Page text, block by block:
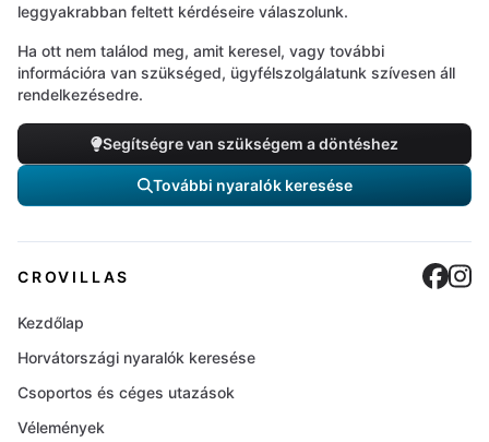
leggyakrabban feltett kérdéseire válaszolunk.
Ha ott nem találod meg, amit keresel, vagy további
információra van szükséged, ügyfélszolgálatunk szívesen áll
rendelkezésedre.
Segítségre van szükségem a döntéshez
További nyaralók keresése
CROVILLAS
Kezdőlap
Horvátországi nyaralók keresése
Csoportos és céges utazások
Vélemények